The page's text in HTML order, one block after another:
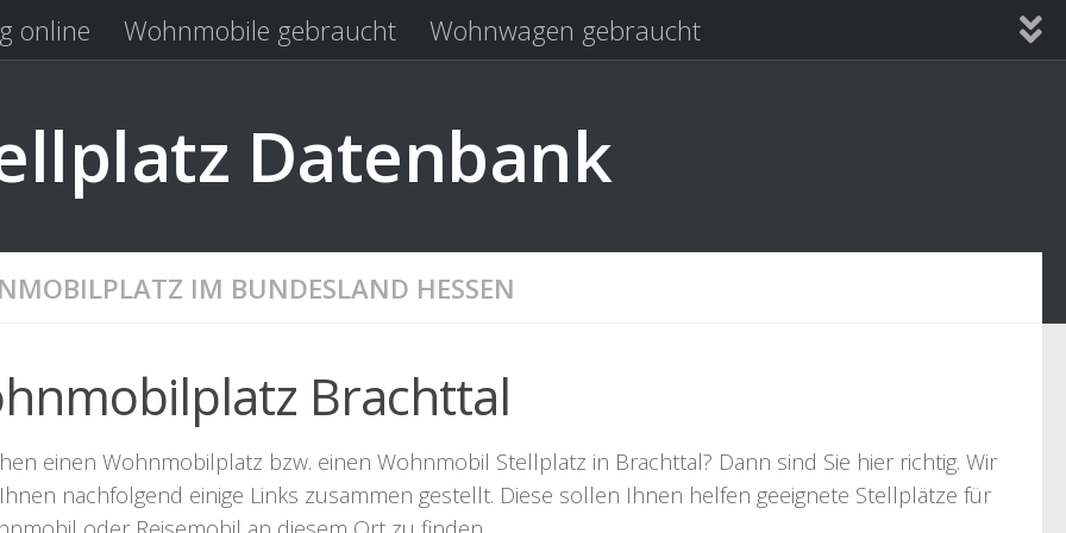
online Wohnmobile gebraucht
Wohnwagen gebraucht
Datenbank
IM BUNDESLAND HESSEN
Brachttal
einen Wohnmobilplatz bzw. einen Wohnmobil Stellplatz in Brachttal? Dann sind Sie hier richtig. Wir
nachfolgend einige Links zusammen gestellt. Diese sollen Ihnen helfen geeignete Stellplätze für